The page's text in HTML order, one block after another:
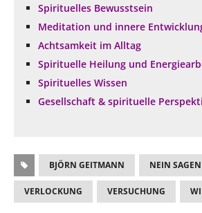
Spirituelles Bewusstsein
Meditation und innere
Achtsamkeit im Alltag
Spirituelle Heilung und
Spirituelles Wissen
Gesellschaft & spirituelle
BJÖRN GEITMANN NEIN SAGEN
VERLOCKUNG VERSUCHUNG